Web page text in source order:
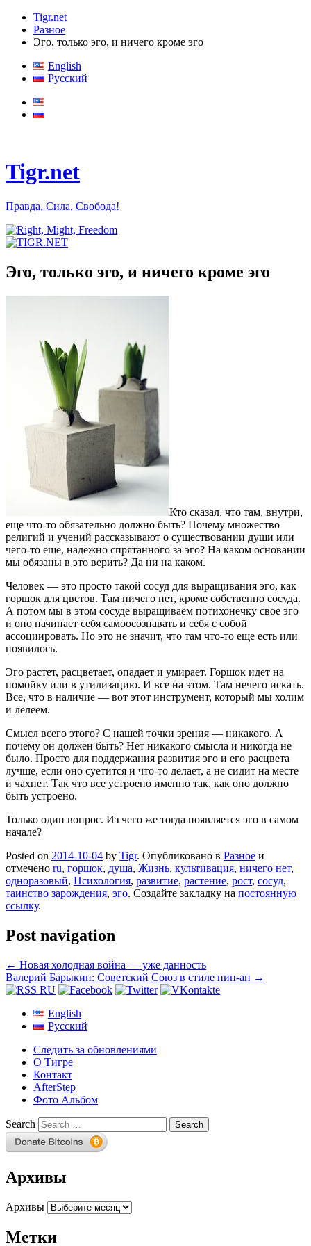
Tigr.net
Разное
Эго, только эго, и ничего кроме эго
English
Русский
Tigr.net
Правда, Сила, Свобода!
Эго, только эго, и ничего кроме эго
Кто сказал, что там, внутри,
еще что-то обязательно должно быть? Почему множество
религий и учений рассказывают о существовании души или
чего-то еще, надежно спрятанного за эго? На каком основании
мы обязаны в это верить? Да ни на каком.
Человек — это просто такой сосуд для выращивания эго, как
горшок для цветов. Там ничего нет, кроме собственно сосуда.
А потом мы в этом сосуде выращиваем потихонечку свое эго
и оно начинает себя самоосознавать и себя с собой
ассоциировать. Но это не значит, что там что-то еще есть или
появилось.
Эго растет, расцветает, опадает и умирает. Горшок идет на
помойку или в утилизацию. И все на этом. Там нечего искать.
Все, что в наличие — вот этот инструмент, который мы холим
и лелеем.
Смысл всего этого? С нашей точки зрения — никакого. А
почему он должен быть? Нет никакого смысла и никогда не
было. Просто для поддержания развития эго и его расцвета
лучше, если оно суетится и что-то делает, а не сидит на месте
и чахнет. Так что все устроено именно так, как оно должно
быть устроено.
Только один вопрос. Из чего же тогда появляется эго в самом
начале?
Posted on 2014-10-04 by Tigr. Опубликовано в Разное и
отмечено ru, горшок, душа, Жизнь, культивация, ничего нет,
одноразовый, Психология, развитие, растение, рост, сосуд,
таинство зарождения, эго. Создайте закладку на постоянную
ссылку.
Post navigation
← Новая холодная война — уже данность
Валерий Барыкин: Советский Союз в стиле пин-ап →
English
Русский
Следить за обновлениями
О Тигре
Контакт
AfterStep
Фото Альбом
Search
Архивы
Архивы
Метки